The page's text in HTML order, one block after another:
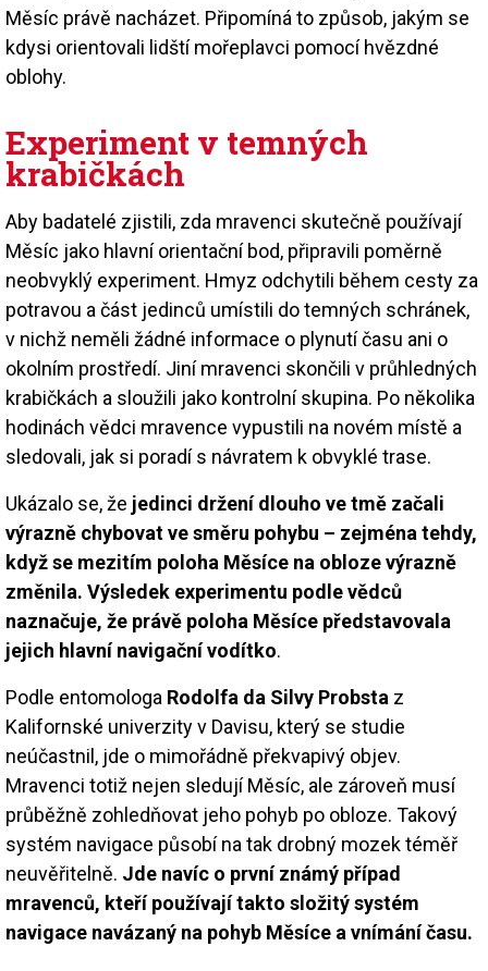
Měsíc právě nacházet. Připomíná to způsob, jakým se
kdysi orientovali lidští mořeplavci pomocí hvězdné
oblohy.
Experiment v temných
krabičkách
Aby badatelé zjistili, zda mravenci skutečně používají
Měsíc jako hlavní orientační bod, připravili poměrně
neobvyklý experiment. Hmyz odchytili během cesty za
potravou a část jedinců umístili do temných schránek,
v nichž neměli žádné informace o plynutí času ani o
okolním prostředí. Jiní mravenci skončili v průhledných
krabičkách a sloužili jako kontrolní skupina. Po několika
hodinách vědci mravence vypustili na novém místě a
sledovali, jak si poradí s návratem k obvyklé trase.
Ukázalo se, že jedinci držení dlouho ve tmě začali
výrazně chybovat ve směru pohybu – zejména tehdy,
když se mezitím poloha Měsíce na obloze výrazně
změnila. Výsledek experimentu podle vědců
naznačuje, že právě poloha Měsíce představovala
jejich hlavní navigační vodítko.
Podle entomologa Rodolfa da Silvy Probsta z
Kalifornské univerzity v Davisu, který se studie
neúčastnil, jde o mimořádně překvapivý objev.
Mravenci totiž nejen sledují Měsíc, ale zároveň musí
průběžně zohledňovat jeho pohyb po obloze. Takový
systém navigace působí na tak drobný mozek téměř
neuvěřitelně. Jde navíc o první známý případ
mravenců, kteří používají takto složitý systém
navigace navázaný na pohyb Měsíce a vnímání času.